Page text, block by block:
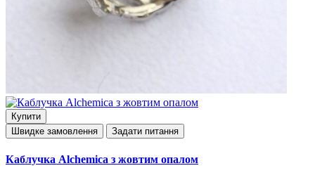
Купити
Швидке замовлення
Задати питання
Каблучка Alchemica з жовтим опалом